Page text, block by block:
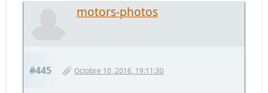
motors-photos
#445 Octobre 10, 2016, 19:11:30